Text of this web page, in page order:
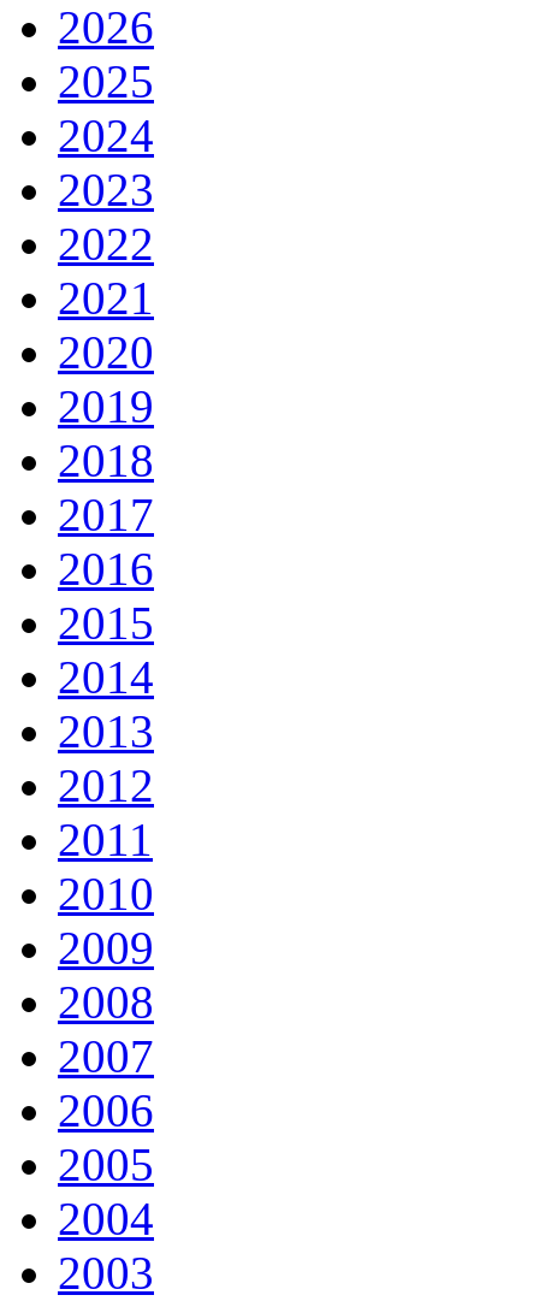
2026
2025
2024
2023
2022
2021
2020
2019
2018
2017
2016
2015
2014
2013
2012
2011
2010
2009
2008
2007
2006
2005
2004
2003